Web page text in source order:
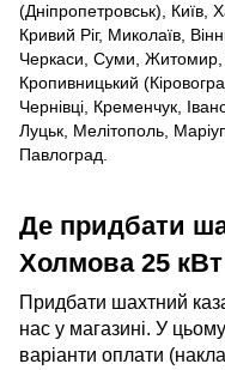
(Дніпропетровськ), Київ,
Кривий Ріг, Миколаїв,
Черкаси, Суми, Житомир,
Кропивницький
Чернівці, Кременчук,
Луцьк, Мелітополь,
Павлоград.
Де придбати
Холмова 25 кВт
Придбати шахтний
нас у магазині. У
варіанти оплати